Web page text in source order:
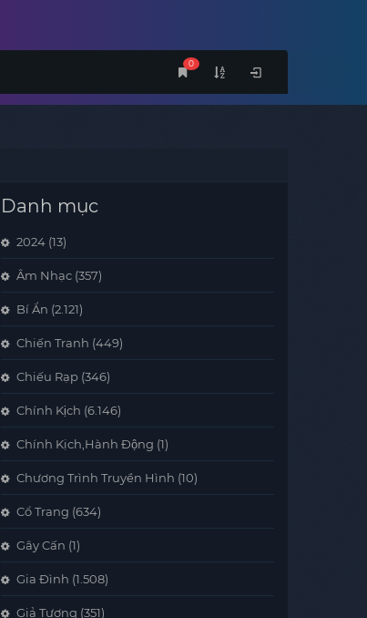
0
Danh mục
2024 (13)
Âm Nhạc (357)
Bí Ẩn (2.121)
Chiến Tranh (449)
Chiếu Rạp (346)
Chính Kịch (6.146)
Chính Kịch,Hành Động (1)
Chương Trình Truyền Hình (10)
Cổ Trang (634)
Gây Cấn (1)
Gia Đình (1.508)
Giả Tượng (351)